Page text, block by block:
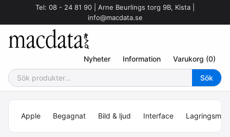
Tel: 08 - 24 81 90 | Arne Beurlings torg 9B, Kista |
info@macdata.se
Nyheter Information Varukorg (0)
Apple Begagnat Bild & ljud Interface